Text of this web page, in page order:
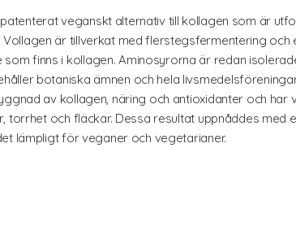
veganskt alternativ till kollagen som är
är tillverkat med flerstegsfermentering och
finns i kollagen. Aminosyrorna är redan
botaniska ämnen och hela
av kollagen, näring och antioxidanter och
torrhet och fläckar. Dessa resultat uppnåddes med
lämpligt för veganer och vegetarianer.